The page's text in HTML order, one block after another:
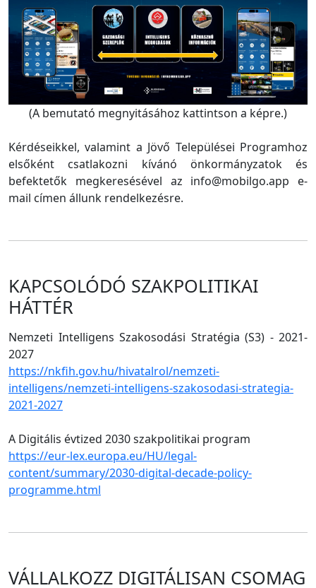
(A bemutató megnyitásához kattintson a képre.)
Kérdéseikkel, valamint a Jövő Települései Programhoz
elsőként csatlakozni kívánó önkormányzatok és
befektetők megkeresésével az info@mobilgo.app e-
mail címen állunk rendelkezésre.
KAPCSOLÓDÓ SZAKPOLITIKAI
HÁTTÉR
Nemzeti Intelligens Szakosodási Stratégia (S3) - 2021-
2027
https://nkfih.gov.hu/hivatalrol/nemzeti-
intelligens/nemzeti-intelligens-szakosodasi-strategia-
2021-2027
A Digitális évtized 2030 szakpolitikai program
https://eur-lex.europa.eu/HU/legal-
content/summary/2030-digital-decade-policy-
programme.html
VÁLLALKOZZ DIGITÁLISAN CSOMAG